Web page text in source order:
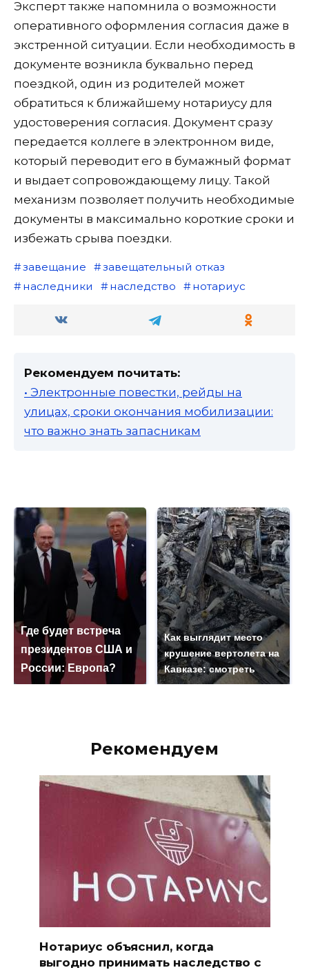
Эксперт также напомнила о возможности
оперативного оформления согласия даже в
экстренной ситуации. Если необходимость в
документе возникла буквально перед
поездкой, один из родителей может
обратиться к ближайшему нотариусу для
удостоверения согласия. Документ сразу
передается коллеге в электронном виде,
который переводит его в бумажный формат
и выдает сопровождающему лицу. Такой
механизм позволяет получить необходимые
документы в максимально короткие сроки и
избежать срыва поездки.
завещание
завещательный отказ
наследники
наследство нотариус
Рекомендуем почитать:
• Электронные повестки, рейды на
улицах, сроки окончания мобилизации:
что важно знать запасникам
Где будет встреча
президентов США и
России: Европа?
Как выглядит место
крушение вертолета на
Кавказе: смотреть
Рекомендуем
Нотариус объяснил, когда
выгодно принимать наследство с